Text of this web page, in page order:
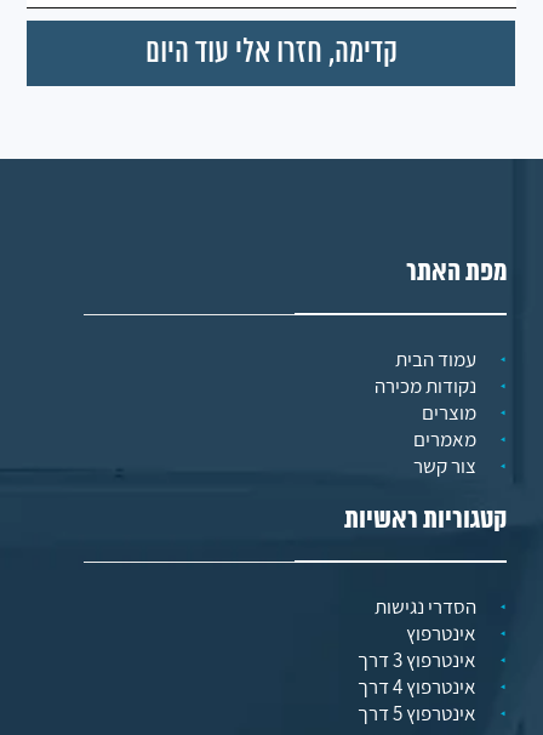
מפת האתר
עמוד הבית
נקודות מכירה
מוצרים
מאמרים
צור קשר
קטגוריות ראשיות
הסדרי נגישות
אינטרפוץ
אינטרפוץ 3 דרך
אינטרפוץ 4 דרך
אינטרפוץ 5 דרך